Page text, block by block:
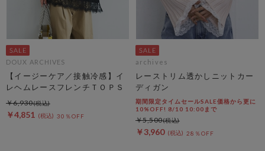
DOUX ARCHIVES
【イージーケア／接触冷感】イ
レヘムレースフレンチＴＯＰＳ
￥4,851 30％OFF
￥6,930
archives
レーストリム透かしニットカー
ディガン
期間限定タイムセールSALE価格から更に
10%OFF! 8/10 10:00まで
￥3,960 28％OFF
￥5,500